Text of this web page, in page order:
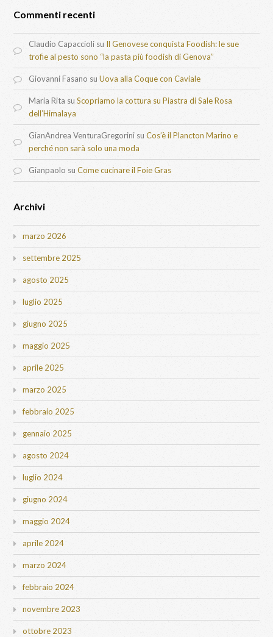
Commenti recenti
Claudio Capaccioli su Il Genovese conquista Foodish: le sue
trofie al pesto sono “la pasta più foodish di Genova”
Giovanni Fasano suUova alla Coque con Caviale
Maria Rita suScopriamo la cottura su Piastra di Sale Rosa
dell’Himalaya
GianAndrea VenturaGregorini suCos’è il Plancton Marino e
perché non sarà solo una moda
Gianpaolo suCome cucinare il Foie Gras
Archivi
marzo 2026
settembre 2025
agosto 2025
luglio 2025
giugno 2025
maggio 2025
aprile 2025
marzo 2025
febbraio 2025
gennaio 2025
agosto 2024
luglio 2024
giugno 2024
maggio 2024
aprile 2024
marzo 2024
febbraio 2024
novembre 2023
ottobre 2023